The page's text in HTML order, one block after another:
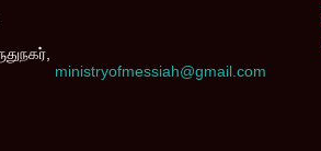
ministryofmessiah@gmail.com